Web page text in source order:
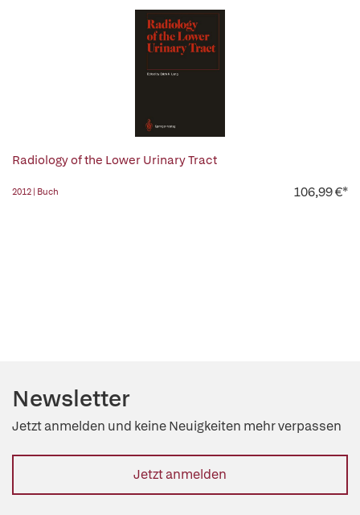
Radiology of the Lower Urinary Tract
2012 | Buch 106,99 €*
Newsletter
Jetzt anmelden und keine Neuigkeiten mehr verpassen
Jetzt anmelden